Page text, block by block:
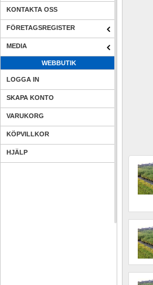
KONTAKTA OSS
FÖRETAGSREGISTER
MEDIA
WEBBUTIK
LOGGA IN
SKAPA KONTO
VARUKORG
KÖPVILLKOR
HJÄLP